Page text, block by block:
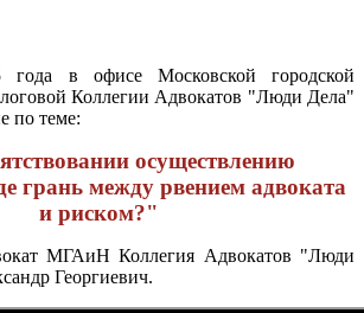
года в офисе Московской городской
Коллегии Адвокатов "Люди Дела"
по теме:
осуществлению
грань между рвением адвоката
и риском?"
МГАиН Коллегия Адвокатов "Люди
Георгиевич.